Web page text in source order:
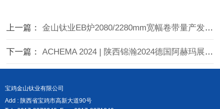
上一篇：金山钛业EB炉2080/2280mm宽幅卷带量产发布会
下一篇：ACHEMA 2024 | 陕西锦瀚2024德国阿赫玛展会顺利闭幕
宝鸡金山钛业有限公司
Add : 陕西省宝鸡市高新大道90号